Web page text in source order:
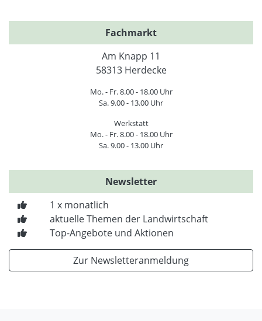
Fachmarkt
Am Knapp 11
58313 Herdecke
Mo. - Fr. 8.00 - 18.00 Uhr
Sa. 9.00 - 13.00 Uhr
Werkstatt
Mo. - Fr. 8.00 - 18.00 Uhr
Sa. 9.00 - 13.00 Uhr
Newsletter
1 x monatlich
aktuelle Themen der Landwirtschaft
Top-Angebote und Aktionen
Zur Newsletteranmeldung